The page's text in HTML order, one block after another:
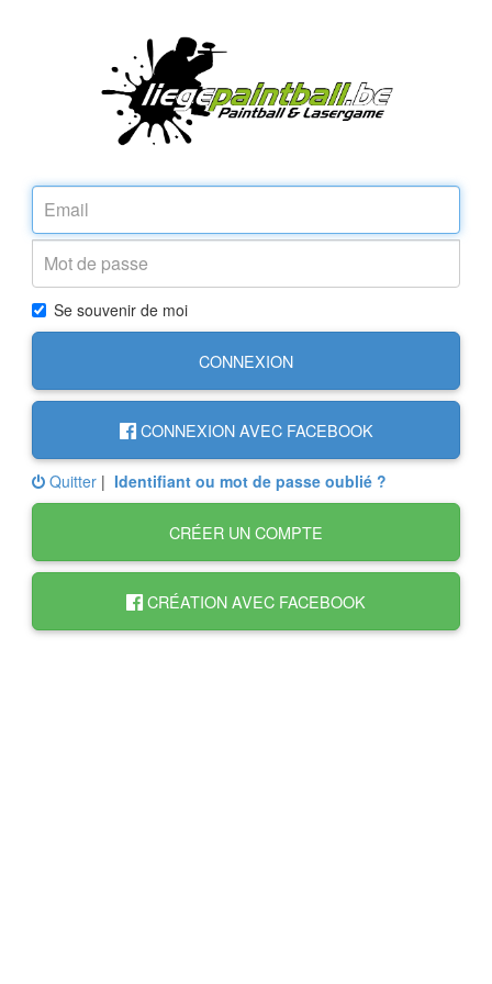
Se souvenir de moi
CONNEXION
CONNEXION AVEC FACEBOOK
Quitter | Identifiant ou mot de passe oublié ?
CRÉER UN COMPTE
CRÉATION AVEC FACEBOOK